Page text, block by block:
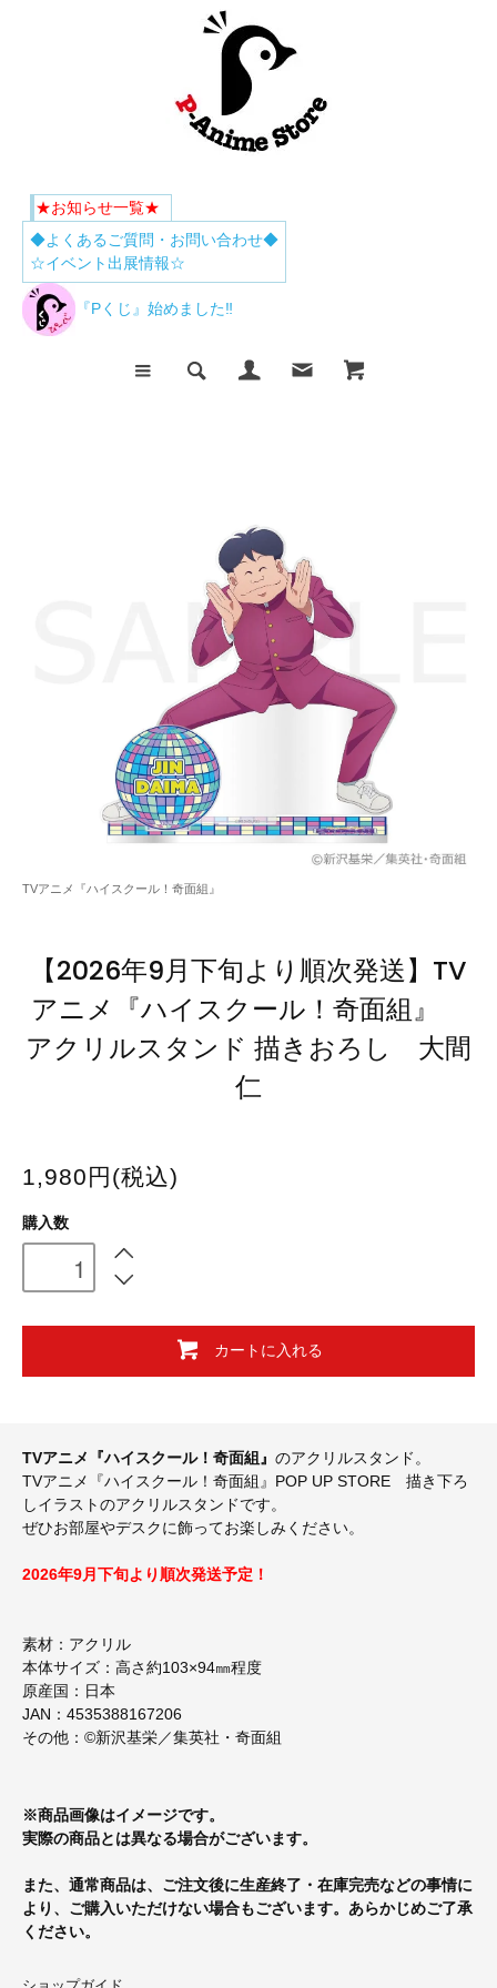
★お知らせ一覧★
◆よくあるご質問・お問い合わせ◆
☆イベント出展情報☆
『Pくじ』始めました‼
TVアニメ『ハイスクール！奇面組』
【2026年9月下旬より順次発送】TV
アニメ『ハイスクール！奇面組』
アクリルスタンド 描きおろし 大間
仁
1,980円(税込)
購入数
カートに入れる
TVアニメ『ハイスクール！奇面組』 のアクリルスタンド。
TVアニメ『ハイスクール！奇面組』POP UP STORE 描き下ろ
しイラストのアクリルスタンドです。
ぜひお部屋やデスクに飾ってお楽しみください。
2026年9月下旬より順次発送予定！
素材：アクリル
本体サイズ：高さ約103×94㎜程度
原産国：日本
JAN：4535388167206
その他：©新沢基栄／集英社・奇面組
※商品画像はイメージです。
実際の商品とは異なる場合がございます。
また、通常商品は、ご注文後に生産終了・在庫完売などの事情に
より、ご購入いただけない場合もございます。あらかじめご了承
ください。